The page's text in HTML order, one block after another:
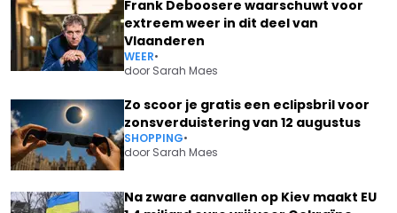
Frank Deboosere waarschuwt voor
extreem weer in dit deel van
Vlaanderen
WEER•
door Sarah Maes
Zo scoor je gratis een eclipsbril voor
zonsverduistering van 12 augustus
SHOPPING•
door Sarah Maes
Na zware aanvallen op Kiev maakt EU